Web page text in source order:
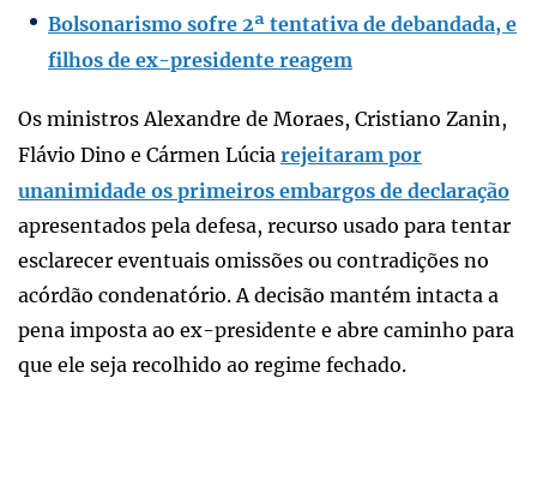
Bolsonarismo sofre 2ª tentativa de debandada, e
filhos de ex-presidente reagem
Os ministros Alexandre de Moraes, Cristiano Zanin,
Flávio Dino e Cármen Lúcia rejeitaram por
unanimidade os primeiros embargos de declaração
apresentados pela defesa, recurso usado para tentar
esclarecer eventuais omissões ou contradições no
acórdão condenatório. A decisão mantém intacta a
pena imposta ao ex-presidente e abre caminho para
que ele seja recolhido ao regime fechado.